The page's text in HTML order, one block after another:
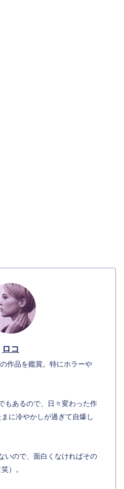
ロコ
作品を鑑賞。特にホラーや
もあるので、日々変わった作
に冷やかしが過ぎて自爆し
いので、面白くなければその
（笑）。